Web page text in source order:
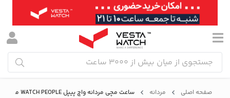
صفحه اصلی مردانه ساعت مچی مردانه واچ پیپل WATCH PEOPLE مدل 700345